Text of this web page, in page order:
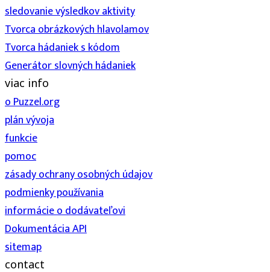
sledovanie výsledkov aktivity
Tvorca obrázkových hlavolamov
Tvorca hádaniek s kódom
Generátor slovných hádaniek
viac info
o Puzzel.org
plán vývoja
funkcie
pomoc
zásady ochrany osobných údajov
podmienky používania
informácie o dodávateľovi
Dokumentácia API
sitemap
contact